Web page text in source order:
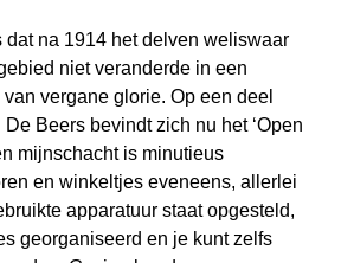
dat na 1914 het delven weliswaar
niet veranderde in een
vergane glorie. Op een deel
Beers bevindt zich nu het ‘Open
mijnschacht is minutieus
en winkeltjes eveneens, allerlei
apparatuur staat opgesteld,
georganiseerd en je kunt zelfs